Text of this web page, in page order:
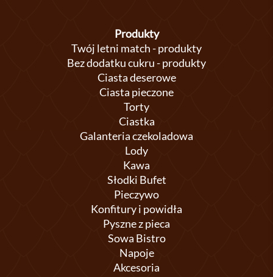
Produkty
Twój letni match - produkty
Bez dodatku cukru - produkty
Ciasta deserowe
Ciasta pieczone
Torty
Ciastka
Galanteria czekoladowa
Lody
Kawa
Słodki Bufet
Pieczywo
Konfitury i powidła
Pyszne z pieca
Sowa Bistro
Napoje
Akcesoria